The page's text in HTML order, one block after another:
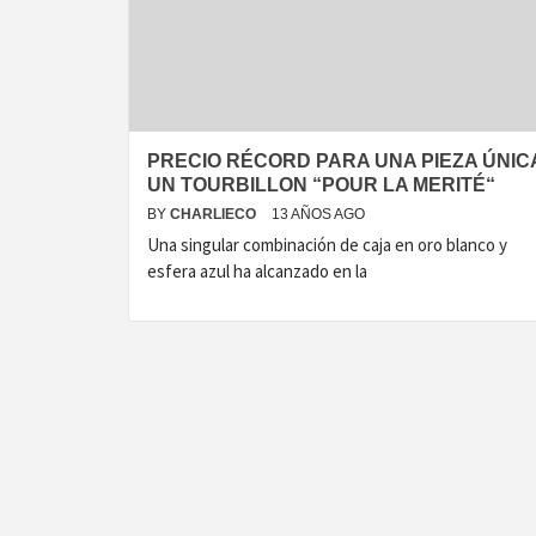
PRECIO RÉCORD PARA UNA PIEZA
UN TOURBILLON “POUR LA MERITÉ“
BY CHARLIECO 13 AÑOS AGO
Una singular combinación de caja en oro blanco y
esfera azul ha alcanzado en la